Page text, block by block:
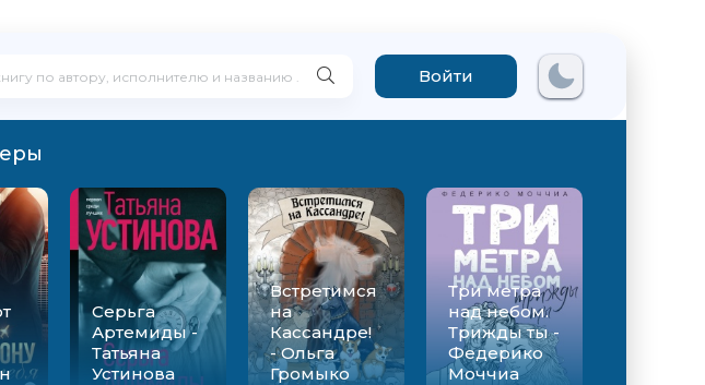
Войти
Серьга
Артемиды -
Татьяна
Устинова
Встретимся
на
Кассандре!
- Ольга
Громыко
Три метра
над небом.
Трижды ты -
Федерико
Моччиа